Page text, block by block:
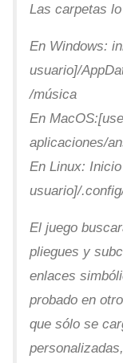
Las carpetas
En Windows:
usuario]/
/música
En
aplicaciones/
En Linux: Inicio
usuario]/
El juego
pliegues y
enlaces
probado en
que sólo se